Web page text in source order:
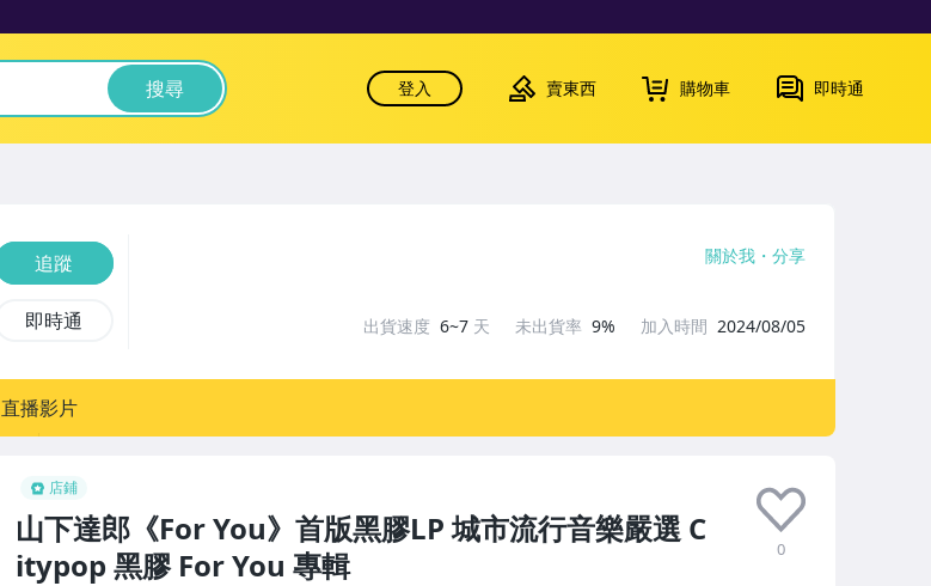
搜尋 登入 賣東西 購物車 即時通
店鋪
山下達郎《For You》首版黑膠LP 城市流行音樂嚴選 C
itypop 黑膠 For You 專輯
0
追蹤
即時通
關於我 分享
出貨速度 6~7 天 未出貨率 9% 加入時間 2024/08/05
直播影片